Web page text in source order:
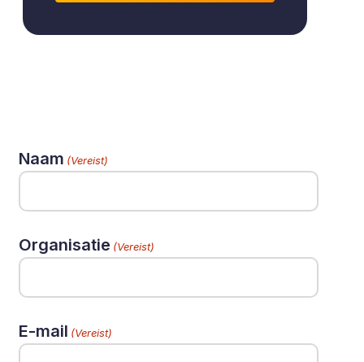
Naam (Vereist)
Organisatie (Vereist)
E-mail (Vereist)